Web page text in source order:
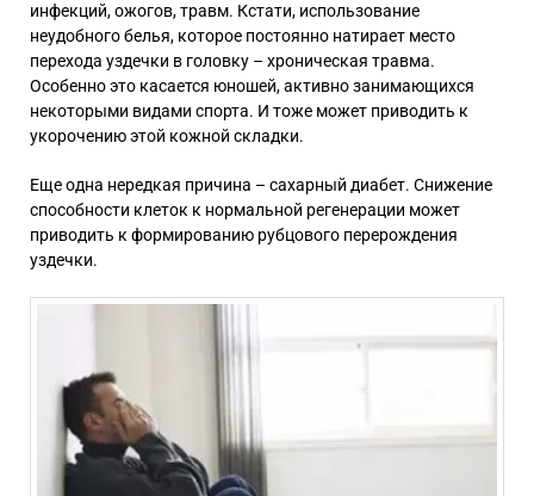
инфекций, ожогов, травм. Кстати, использование
неудобного белья, которое постоянно натирает место
перехода уздечки в головку – хроническая травма.
Особенно это касается юношей, активно занимающихся
некоторыми видами спорта. И тоже может приводить к
укорочению этой кожной складки.
Еще одна нередкая причина – сахарный диабет. Снижение
способности клеток к нормальной регенерации может
приводить к формированию рубцового перерождения
уздечки.